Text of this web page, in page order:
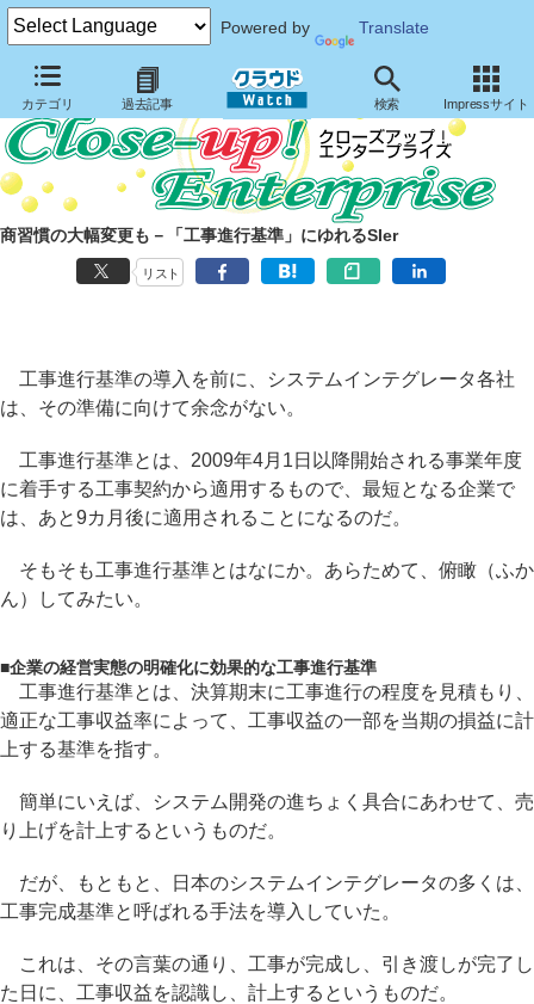
Powered by Translate
カテゴリ 過去記事 検索 Impressサイト
商習慣の大幅変更も－「工事進行基準」にゆれるSIer
リスト
工事進行基準の導入を前に、システムインテグレータ各社
は、その準備に向けて余念がない。
工事進行基準とは、2009年4月1日以降開始される事業年度
に着手する工事契約から適用するもので、最短となる企業で
は、あと9カ月後に適用されることになるのだ。
そもそも工事進行基準とはなにか。あらためて、俯瞰（ふか
ん）してみたい。
■企業の経営実態の明確化に効果的な工事進行基準
工事進行基準とは、決算期末に工事進行の程度を見積もり、
適正な工事収益率によって、工事収益の一部を当期の損益に計
上する基準を指す。
簡単にいえば、システム開発の進ちょく具合にあわせて、売
り上げを計上するというものだ。
だが、もともと、日本のシステムインテグレータの多くは、
工事完成基準と呼ばれる手法を導入していた。
これは、その言葉の通り、工事が完成し、引き渡しが完了し
た日に、工事収益を認識し、計上するというものだ。